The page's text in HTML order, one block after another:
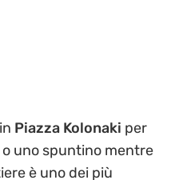
Piazza Kolonaki per
uno spuntino mentre
è uno dei più